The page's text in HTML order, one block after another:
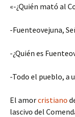
«-¿Quién mató al
-Fuenteovejuna,
-¿Quién es
-Todo el pueblo, a
El amorcristiano
lascivo del